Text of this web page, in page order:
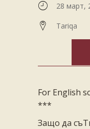
28 март,
Tariqa
For English
***
Защо да